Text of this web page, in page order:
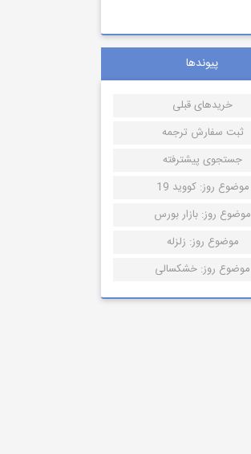
پیوندها
خریدهای قبلی
ثبت سفارش ترجمه
جستجوی پیشترفته
موضوع روز: کووید 19
موضوع روز: بازار بورس
موضوع روز: زلزله
موضوع روز: خشکسالی